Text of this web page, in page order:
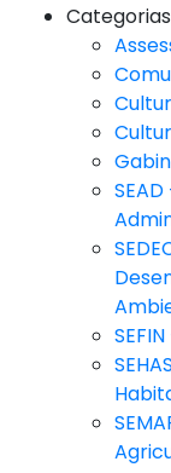
Categorias